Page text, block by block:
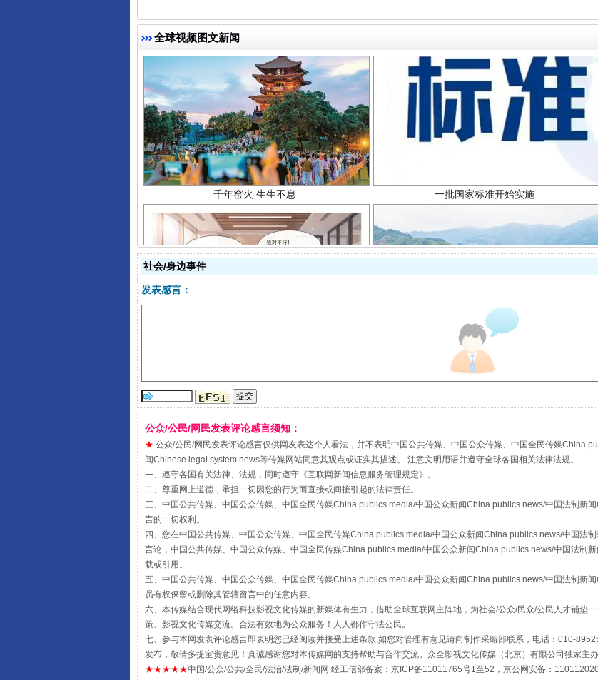
全球视频图文新闻
千年窑火 生生不息 一批国家标准开始实施
揭开“小金库”的免责幌子 以产业富民促振兴
受贿1.44亿！段成刚被判无期 从幼儿园到大学，有这些资助
全民健身五年计划来了！等你上场 事关残疾人未来5年
社会/身边事件
发表感言：
公众/公民/网民发表评论感言须知：
★ 公众/公民/网民发表评论感言仅供网友表达个人看法，并不表明中国公共传媒、中国公众传媒、中国全民传媒China
闻Chinese legal system news等传媒网站同意其观点或证实其描述。 注意文明用语并遵守全球各国相关法律法规。
一、遵守各国有关法律、法规，同时遵守《互联网新闻信息服务管理规定》。
二、尊重网上道德，承担一切因您的行为而直接或间接引起的法律责任。
三、中国公共传媒、中国公众传媒、中国全民传媒China publics media/中国公众新闻China publics news/中国法制新
言的一切权利。
四、您在中国公共传媒、中国公众传媒、中国全民传媒China publics media/中国公众新闻China publics news/中国法
言论，中国公共传媒、中国公众传媒、中国全民传媒China publics media/中国公众新闻China publics news/中国法制
载或引用。
五、中国公共传媒、中国公众传媒、中国全民传媒China publics media/中国公众新闻China publics news/中国法制新
员有权保留或删除其管辖留言中的任意内容。
六、本传媒结合现代网络科技影视文化传媒的新媒体有生力，借助全球互联网主阵地，为社会/公众/民众/公民人才铺垫
策、影视文化传媒交流。合法有效地为公众服务！人人都作守法公民。
七、参与本网发表评论感言即表明您已经阅读并接受上述条款,如您对管理有意见请向制作采编部联系，电话：010-
发布，敬请多提宝贵意见！真诚感谢您对本传媒网的支持帮助与合作交流。众全影视文化传媒（北京）有限公司独家主
★★★★★中国/公众/公共/全民/法治/法制/新闻网 经工信部备案：京ICP备11011765号1至52，京公网安备：